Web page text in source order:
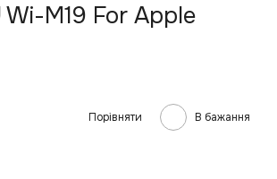
M19 For Apple
Порівняти В бажання